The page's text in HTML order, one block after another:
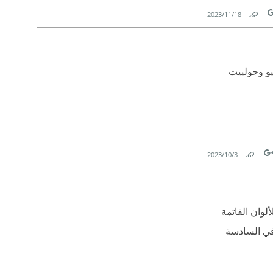
Link
18‏/11‏/2023
وجولييت
Link
3‏/10‏/2023
القاتمة
السادسة